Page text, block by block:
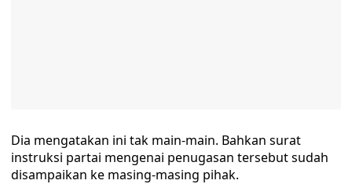
Dia mengatakan ini tak main-main. Bahkan surat
instruksi partai mengenai penugasan tersebut sudah
disampaikan ke masing-masing pihak.